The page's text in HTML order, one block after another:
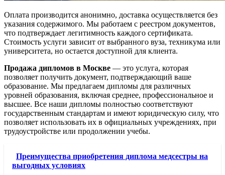
Оплата производится анонимно, доставка осуществляется без
указания содержимого. Мы работаем с реестром документов,
что подтверждает легитимность каждого сертификата.
Стоимость услуги зависит от выбранного вуза, техникума или
университета, но остается доступной для клиента.
Продажа дипломов в Москве — это услуга, которая
позволяет получить документ, подтверждающий ваше
образование. Мы предлагаем дипломы для различных
уровней образования, включая среднее, профессиональное и
высшее. Все наши дипломы полностью соответствуют
государственным стандартам и имеют юридическую силу, что
позволяет использовать их в официальных учреждениях, при
трудоустройстве или продолжении учебы.
Преимущества приобретения диплома медсестры на
выгодных условиях